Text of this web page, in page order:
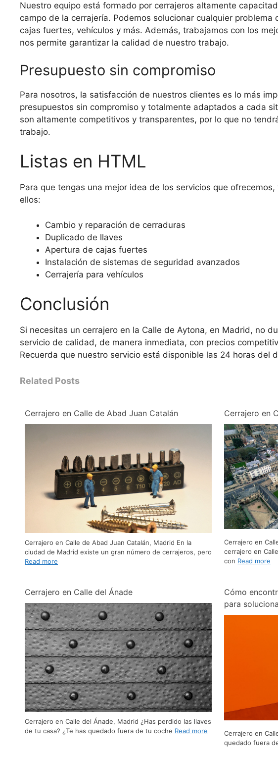
Nuestro equipo está formado por cerrajeros altamente
campo de la cerrajería. Podemos solucionar cualquier
cajas fuertes, vehículos y más. Además, trabajamos con los
nos permite garantizar la calidad de nuestro trabajo.
Presupuesto sin compromiso
Para nosotros, la satisfacción de nuestros clientes es lo más
presupuestos sin compromiso y totalmente adaptados a cada
son altamente competitivos y transparentes, por lo que no
trabajo.
Listas en HTML
Para que tengas una mejor idea de los servicios que
ellos:
Cambio y reparación de cerraduras
Duplicado de llaves
Apertura de cajas fuertes
Instalación de sistemas de seguridad avanzados
Cerrajería para vehículos
Conclusión
Si necesitas un cerrajero en la Calle de Aytona, en Madrid, no
servicio de calidad, de manera inmediata, con precios
Recuerda que nuestro servicio está disponible las 24 horas del
Related Posts
Cerrajero en Calle de Abad Juan Catalán
Cerrajero en Calle de Abad Juan Catalán, Madrid En la
ciudad de Madrid existe un gran número de cerrajeros, pero
Read more
Cerrajero en
Cerrajero en
cerrajero en
con Read more
Cerrajero en Calle del Ánade
Cerrajero en Calle del Ánade, Madrid ¿Has perdido las llaves
de tu casa? ¿Te has quedado fuera de tu coche Read more
Cómo
para
Cerrajero en
quedado fuera